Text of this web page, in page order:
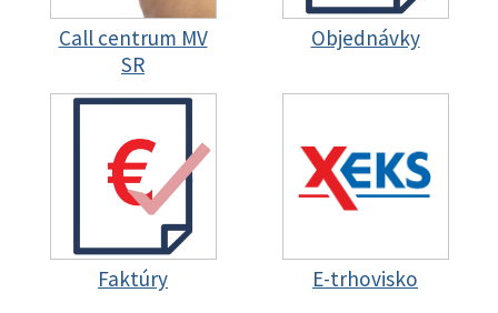
Call centrum MV
SR
Objednávky
Faktúry E-trhovisko